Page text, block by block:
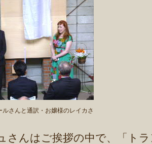
ルさんと通訳・お嬢様のレイカさ
さんはご挨拶の中で、「ト